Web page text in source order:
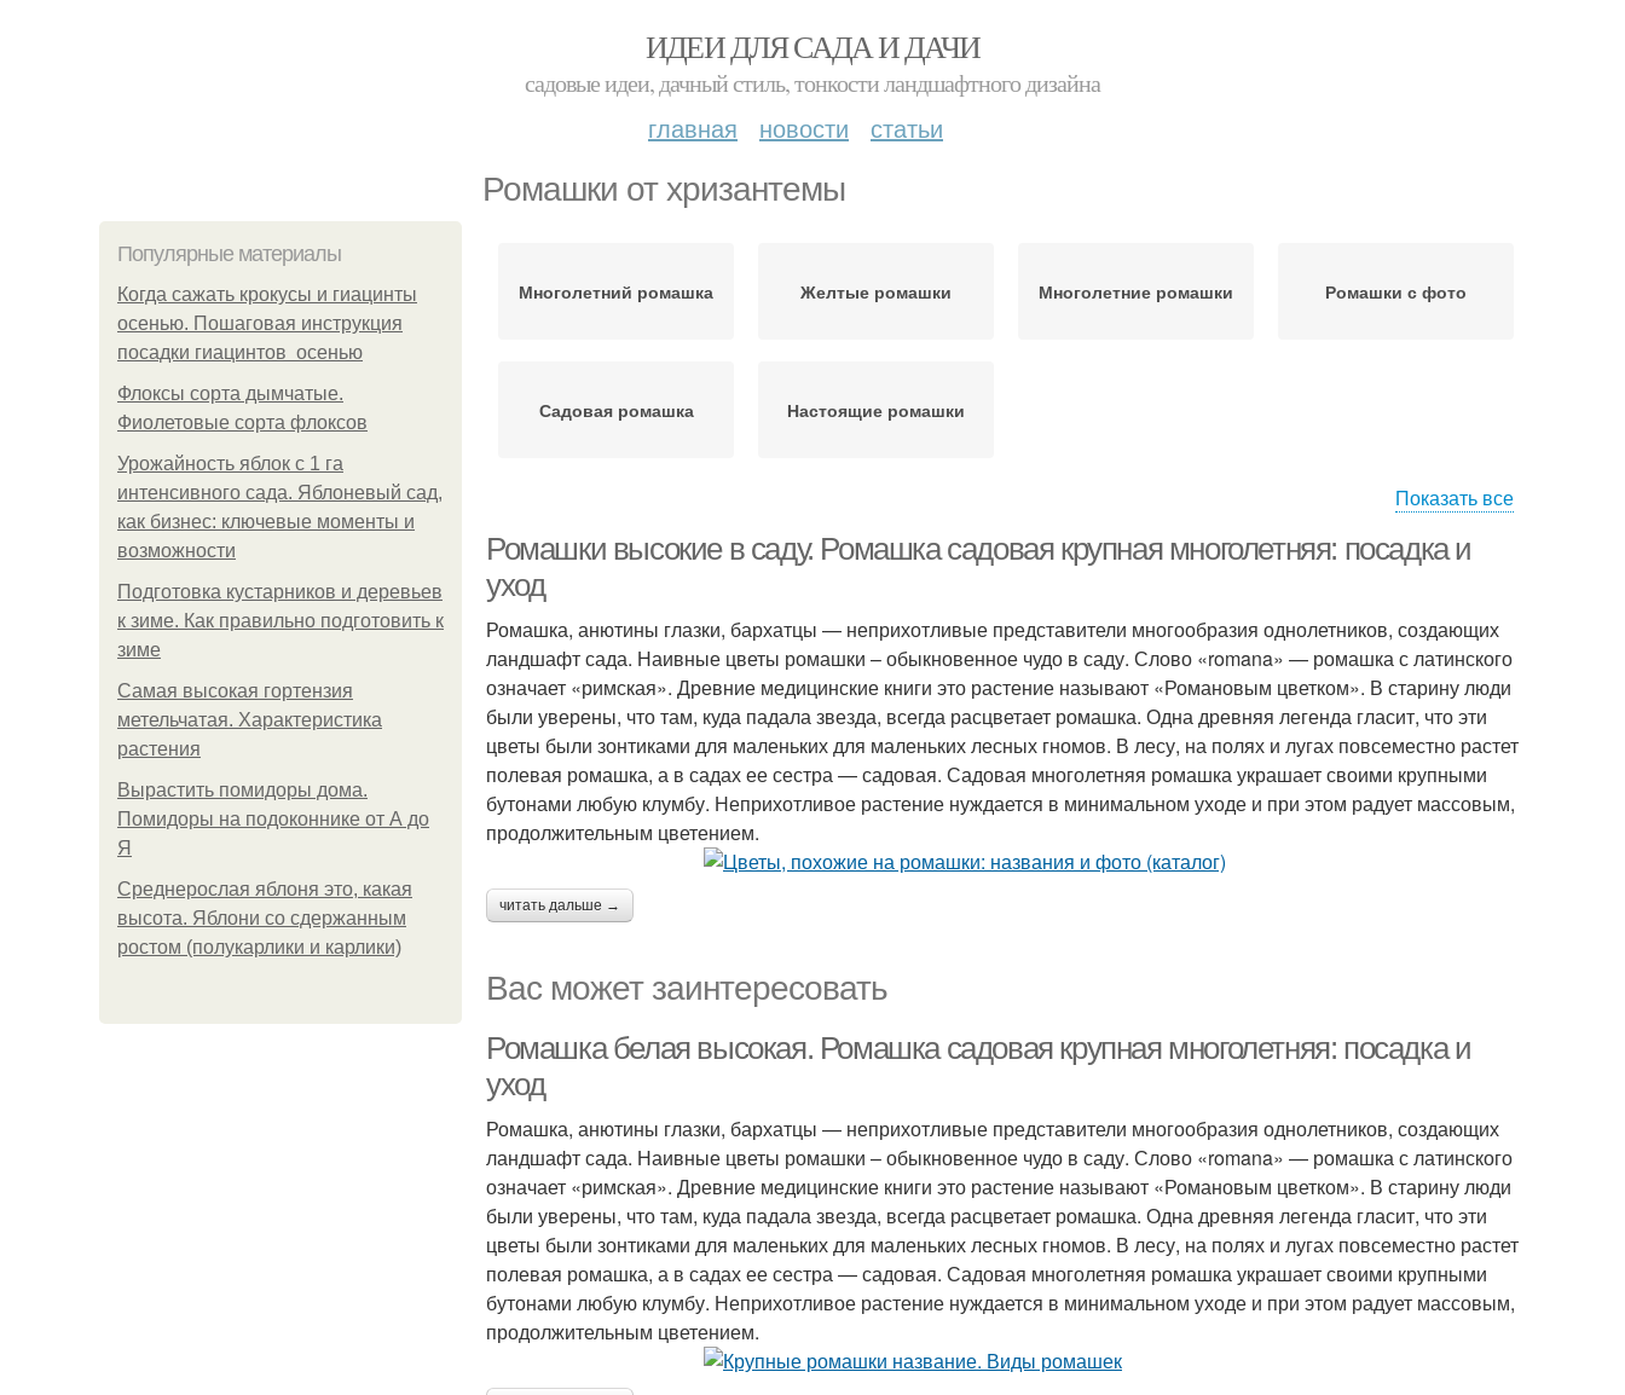
ИДЕИ ДЛЯ САДА И ДАЧИ
садовые идеи, дачный стиль, тонкости ландшафтного дизайна
главная новости статьи
Ромашки от хризантемы
Популярные материалы
Когда сажать крокусы и гиацинты
осенью. Пошаговая инструкция
посадки гиацинтов осенью
Флоксы сорта дымчатые.
Фиолетовые сорта флоксов
Урожайность яблок с 1 га
интенсивного сада. Яблоневый сад,
как бизнес: ключевые моменты и
возможности
Подготовка кустарников и деревьев
к зиме. Как правильно подготовить к
зиме
Самая высокая гортензия
метельчатая. Характеристика
растения
Вырастить помидоры дома.
Помидоры на подоконнике от А до
Я
Среднерослая яблоня это, какая
высота. Яблони со сдержанным
ростом (полукарлики и карлики)
Многолетний ромашка Желтые ромашки Многолетние ромашки Ромашки с фото
Садовая ромашка Настоящие ромашки
Показать все
Ромашки высокие в саду. Ромашка садовая крупная многолетняя: посадка и
уход
Ромашка, анютины глазки, бархатцы — неприхотливые представители многообразия однолетников, создающих
ландшафт сада. Наивные цветы ромашки – обыкновенное чудо в саду. Слово «romana» — ромашка с латинского
означает «римская». Древние медицинские книги это растение называют «Романовым цветком». В старину люди
были уверены, что там, куда падала звезда, всегда расцветает ромашка. Одна древняя легенда гласит, что эти
цветы были зонтиками для маленьких для маленьких лесных гномов. В лесу, на полях и лугах повсеместно растет
полевая ромашка, а в садах ее сестра — садовая. Садовая многолетняя ромашка украшает своими крупными
бутонами любую клумбу. Неприхотливое растение нуждается в минимальном уходе и при этом радует массовым,
продолжительным цветением.
читать дальше →
Вас может заинтересовать
Ромашка белая высокая. Ромашка садовая крупная многолетняя: посадка и
уход
Ромашка, анютины глазки, бархатцы — неприхотливые представители многообразия однолетников, создающих
ландшафт сада. Наивные цветы ромашки – обыкновенное чудо в саду. Слово «romana» — ромашка с латинского
означает «римская». Древние медицинские книги это растение называют «Романовым цветком». В старину люди
были уверены, что там, куда падала звезда, всегда расцветает ромашка. Одна древняя легенда гласит, что эти
цветы были зонтиками для маленьких для маленьких лесных гномов. В лесу, на полях и лугах повсеместно растет
полевая ромашка, а в садах ее сестра — садовая. Садовая многолетняя ромашка украшает своими крупными
бутонами любую клумбу. Неприхотливое растение нуждается в минимальном уходе и при этом радует массовым,
продолжительным цветением.